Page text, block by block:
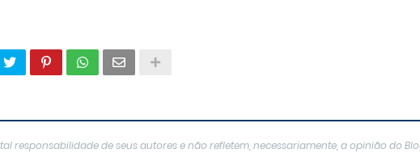
responsabilidade de seus autores e não refletem, necessariamente, a opinião do